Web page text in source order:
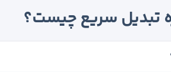
تبدیل سریع چیست؟